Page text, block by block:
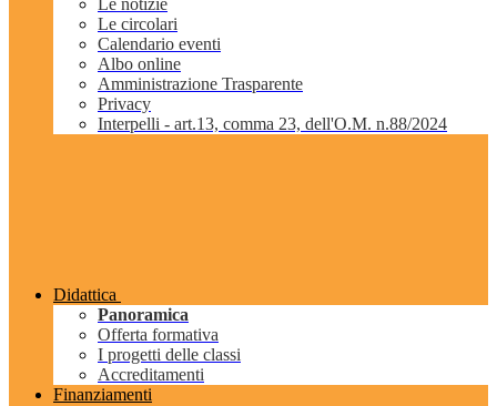
Le notizie
Le circolari
Calendario eventi
Albo online
Amministrazione Trasparente
Privacy
Interpelli - art.13, comma 23, dell'O.M. n.88/2024
Didattica
Panoramica
Offerta formativa
I progetti delle classi
Accreditamenti
Finanziamenti